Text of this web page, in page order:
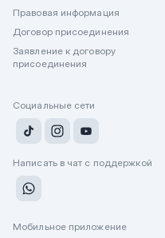
Правовая информация
Договор присоединения
Заявление к договору
присоединения
Социальные сети
Написать в чат с поддержкой
Мобильное приложение